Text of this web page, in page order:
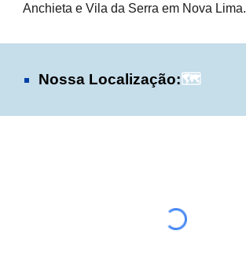
Anchieta e Vila da Serra em Nova Lima.
Nossa Localização:🗺️